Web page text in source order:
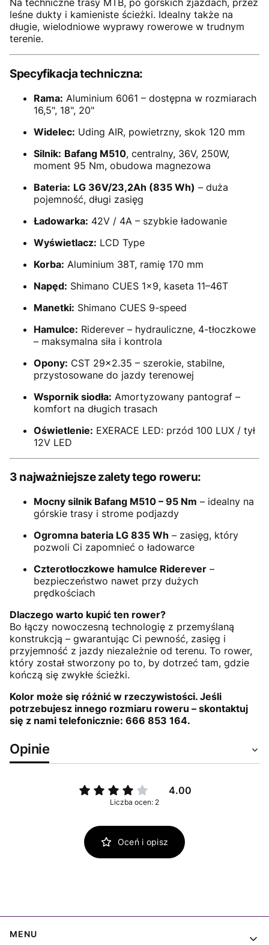
Na techniczne trasy MTB, po górskich zjazdach, przez
leśne dukty i kamieniste ścieżki. Idealny także na
długie, wielodniowe wyprawy rowerowe w trudnym
terenie.
Specyfikacja techniczna:
Rama: Aluminium 6061 – dostępna w rozmiarach
16,5", 18", 20"
Widelec: Uding AIR, powietrzny, skok 120 mm
Silnik: Bafang M510, centralny, 36V, 250W,
moment 95 Nm, obudowa magnezowa
Bateria: LG 36V/23,2Ah (835 Wh) – duża
pojemność, długi zasięg
Ładowarka: 42V / 4A – szybkie ładowanie
Wyświetlacz: LCD Type
Korba: Aluminium 38T, ramię 170 mm
Napęd: Shimano CUES 1x9, kaseta 11–46T
Manetki: Shimano CUES 9-speed
Hamulce: Riderever – hydrauliczne, 4-tłoczkowe
– maksymalna siła i kontrola
Opony: CST 29x2.35 – szerokie, stabilne,
przystosowane do jazdy terenowej
Wspornik siodła: Amortyzowany pantograf –
komfort na długich trasach
Oświetlenie: EXERACE LED: przód 100 LUX / tył
12V LED
3 najważniejsze zalety tego roweru:
Mocny silnik Bafang M510 – 95 Nm – idealny na
górskie trasy i strome podjazdy
Ogromna bateria LG 835 Wh – zasięg, który
pozwoli Ci zapomnieć o ładowarce
Czterotłoczkowe hamulce Riderever –
bezpieczeństwo nawet przy dużych
prędkościach
Dlaczego warto kupić ten rower?
Bo łączy nowoczesną technologię z przemyślaną
konstrukcją – gwarantując Ci pewność, zasięg i
przyjemność z jazdy niezależnie od terenu. To rower,
który został stworzony po to, by dotrzeć tam, gdzie
kończą się zwykłe ścieżki.
Kolor może się różnić w rzeczywistości. Jeśli
potrzebujesz innego rozmiaru roweru – skontaktuj
się z nami telefonicznie: 666 853 164.
Opinie
4.00
Liczba ocen: 2
Oceń i opisz
Linki w stopce
MENU